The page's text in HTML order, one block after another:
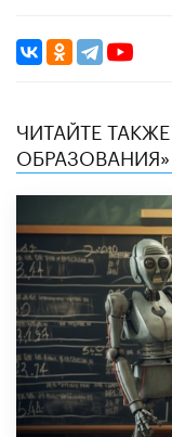
ЧИТАЙТЕ
ОБРАЗОВАНИЯ»